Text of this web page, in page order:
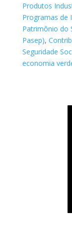
Produtos
Programas de
Patrimônio do
Pasep),
Seguridade
economia